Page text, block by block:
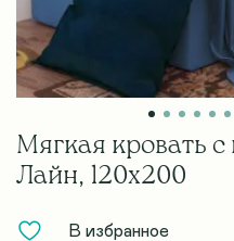
Мягкая кровать с
Лайн, 120х200
В избранное